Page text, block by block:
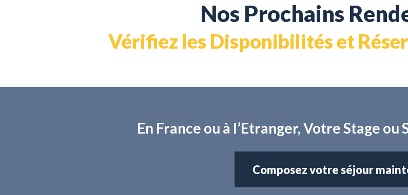
Nos Prochains
Vérifiez les Disponibilités et
En France ou à l’Etranger, Votre Stage ou
Composez votre séjour